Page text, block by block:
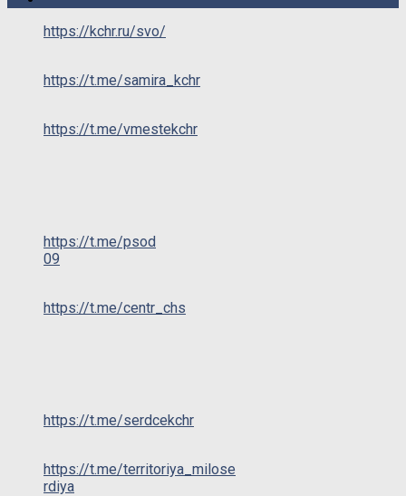
https://kchr.ru/svo/
https://t.me/samira_kchr
https://t.me/vmestekchr
https://t.me/psod
09
https://t.me/centr_chs
https://t.me/serdcekchr
https://t.me/territoriya_milose
rdiya